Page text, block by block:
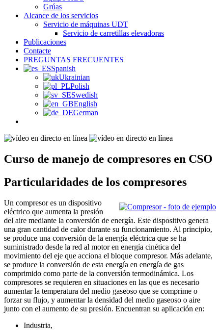
Grúas
Alcance de los servicios
Servicio de máquinas UDT
Servicio de carretillas elevadoras
Publicaciones
Contacte
PREGUNTAS FRECUENTES
Spanish
Ukrainian
Polish
Swedish
English
German
Curso de manejo de compresores en CSO
Particularidades de los compresores
Un compresor es un dispositivo
eléctrico que aumenta la presión
del aire mediante la conversión de energía. Este dispositivo genera
una gran cantidad de calor durante su funcionamiento. Al principio,
se produce una conversión de la energía eléctrica que se ha
suministrado desde la red al motor en energía cinética del
movimiento del eje que acciona el bloque compresor. Más adelante,
se produce la conversión de esta energía en energía de gas
comprimido como parte de la conversión termodinámica. Los
compresores se requieren en situaciones en las que es necesario
aumentar la temperatura del medio gaseoso que se comprime o
forzar su flujo, y aumentar la densidad del medio gaseoso o aire
junto con el aumento de su presión. Encuentran su aplicación en:
Industria,